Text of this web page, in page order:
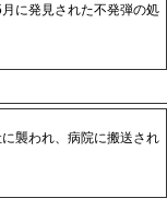
に発見された不発弾の処
襲われ、病院に搬送され